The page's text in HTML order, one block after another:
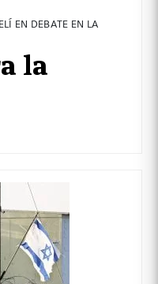
EN DEBATE EN LA
la